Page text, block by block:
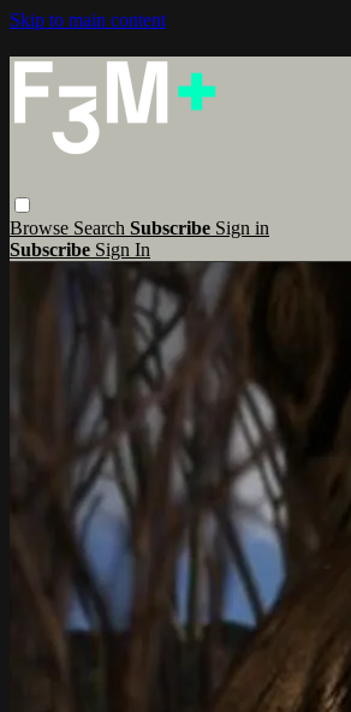
Skip to main content
Browse Search Subscribe Sign in
Subscribe Sign In